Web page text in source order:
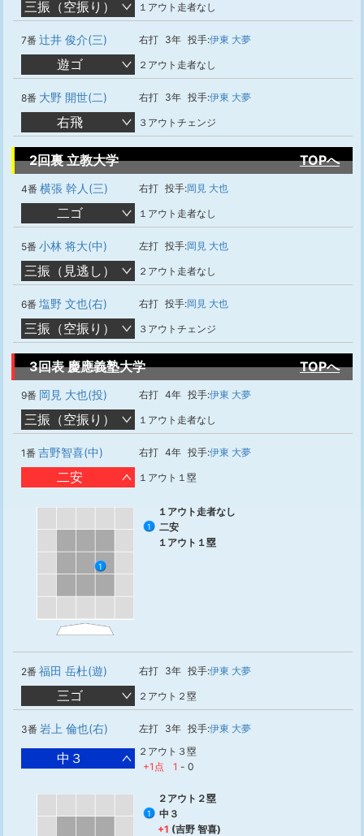
三振（空振り） １アウト走者なし
7番 辻井 俊介(三) 右打 3年 投手:伊東 大夢
遊ゴ ２アウト走者なし
8番 大野 開世(二) 右打 3年 投手:伊東 大夢
右飛 ３アウトチェンジ
2回裏 立教大学 TOPへ
4番 横張 幹人(三) 右打 投手:岡見 大也
二ゴ １アウト走者なし
5番 小林 将大(中) 左打 投手:岡見 大也
三振（見逃し） ２アウト走者なし
6番 塩野 文也(右) 右打 投手:岡見 大也
三振（空振り） ３アウトチェンジ
3回表 慶應義塾大学 TOPへ
9番 岡見 大也(投) 右打 4年 投手:伊東 大夢
三振（空振り） １アウト走者なし
1番 吉野智喜(中) 右打 4年 投手:伊東 大夢
二安 １アウト１塁
1
１アウト走者なし
1
二安
１アウト１塁
2番 福田 岳杜(遊) 右打 3年 投手:伊東 大夢
三ゴ ２アウト２塁
3番 岩上 倫也(右) 左打 3年 投手:伊東 大夢
中３
２アウト３塁
+1点
1 - 0
２アウト２塁
1
中３
+1 (吉野 智喜)